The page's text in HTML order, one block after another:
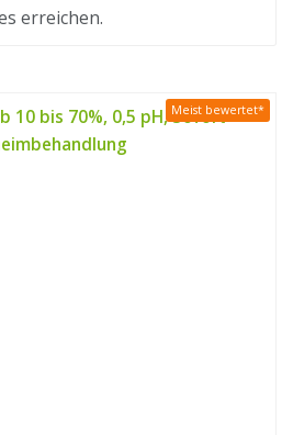
erreichen.
Meist bewertet*
10 bis 70%, 0,5 pH, Sofort-